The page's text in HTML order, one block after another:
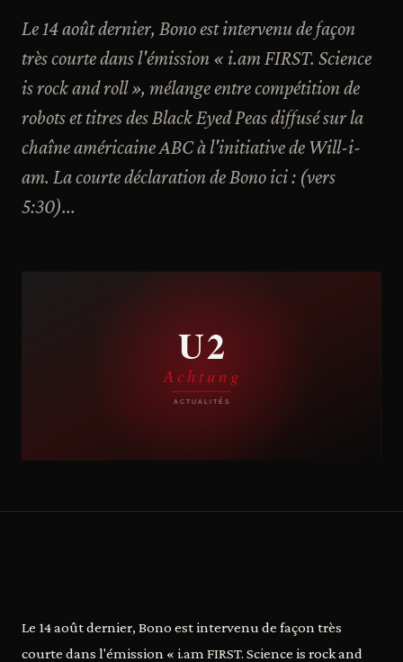
Le 14 août dernier, Bono est intervenu de façon
très courte dans l'émission « i.am FIRST. Science
is rock and roll », mélange entre compétition de
robots et titres des Black Eyed Peas diffusé sur la
chaîne américaine ABC à l'initiative de Will-i-
am. La courte déclaration de Bono ici : (vers
5:30)...
Le 14 août dernier, Bono est intervenu de façon très
courte dans l'émission « i.am FIRST. Science is rock and